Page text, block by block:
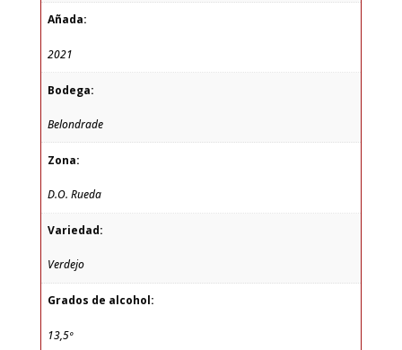
Añada:
2021
Bodega:
Belondrade
Zona:
D.O. Rueda
Variedad:
Verdejo
Grados de alcohol:
13,5º